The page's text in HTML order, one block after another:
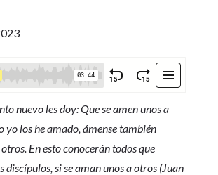
nuevo les doy: Que se amen unos a
yo los he amado, ámense también
En esto conocerán todos que
discípulos, si se aman unos a otros (Juan